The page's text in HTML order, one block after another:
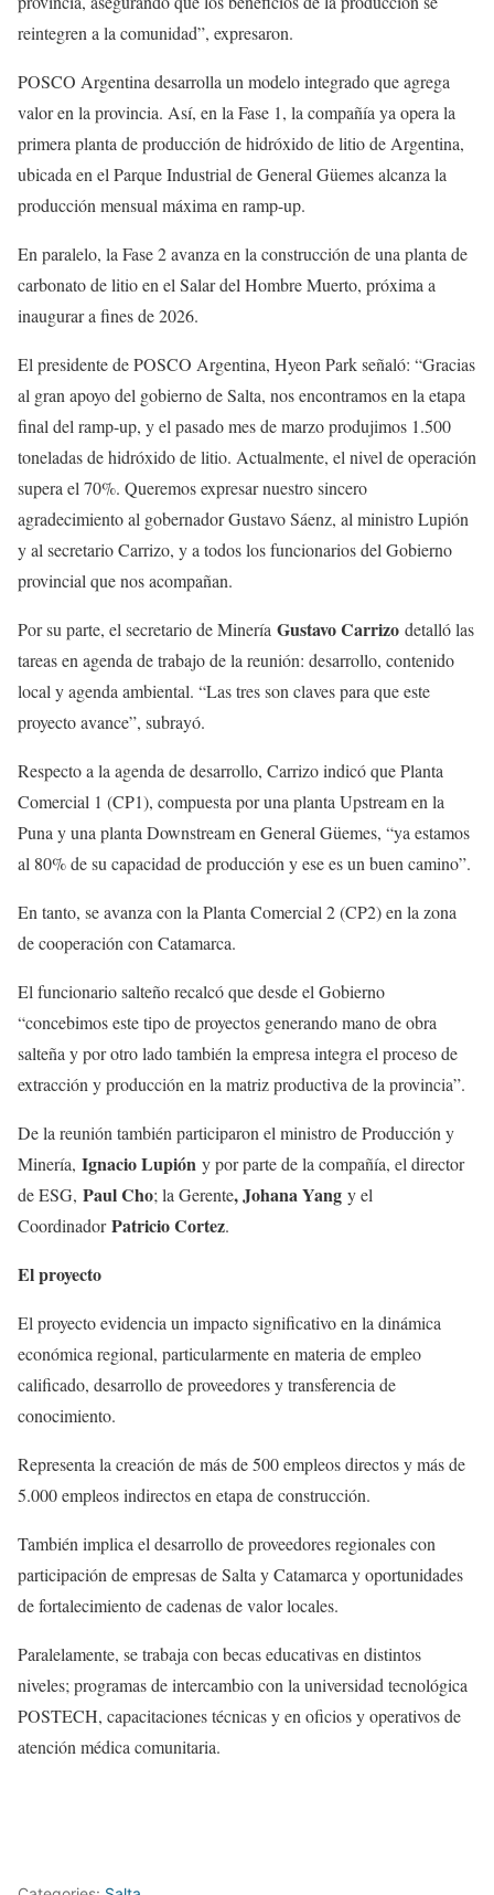
reintegren a la comunidad”, expresaron.
POSCO Argentina desarrolla un modelo integrado que agrega
valor en la provincia. Así, en la Fase 1, la compañía ya opera la
primera planta de producción de hidróxido de litio de Argentina,
ubicada en el Parque Industrial de General Güemes alcanza la
producción mensual máxima en ramp-up.
En paralelo, la Fase 2 avanza en la construcción de una planta de
carbonato de litio en el Salar del Hombre Muerto, próxima a
inaugurar a fines de 2026.
El presidente de POSCO Argentina, Hyeon Park señaló: “Gracias
al gran apoyo del gobierno de Salta, nos encontramos en la etapa
final del ramp-up, y el pasado mes de marzo produjimos 1.500
toneladas de hidróxido de litio. Actualmente, el nivel de operación
supera el 70%. Queremos expresar nuestro sincero
agradecimiento al gobernador Gustavo Sáenz, al ministro Lupión
y al secretario Carrizo, y a todos los funcionarios del Gobierno
provincial que nos acompañan.
Por su parte, el secretario de Minería Gustavo Carrizo detalló las
tareas en agenda de trabajo de la reunión: desarrollo, contenido
local y agenda ambiental. “Las tres son claves para que este
proyecto avance”, subrayó.
Respecto a la agenda de desarrollo, Carrizo indicó que Planta
Comercial 1 (CP1), compuesta por una planta Upstream en la
Puna y una planta Downstream en General Güemes, “ya estamos
al 80% de su capacidad de producción y ese es un buen camino”.
En tanto, se avanza con la Planta Comercial 2 (CP2) en la zona
de cooperación con Catamarca.
El funcionario salteño recalcó que desde el Gobierno
“concebimos este tipo de proyectos generando mano de obra
salteña y por otro lado también la empresa integra el proceso de
extracción y producción en la matriz productiva de la provincia”.
De la reunión también participaron el ministro de Producción y
Minería, Ignacio Lupión y por parte de la compañía, el director
de ESG, Paul Cho; la Gerente, Johana Yang y el
CoordinadorPatricio Cortez.
El proyecto
El proyecto evidencia un impacto significativo en la dinámica
económica regional, particularmente en materia de empleo
calificado, desarrollo de proveedores y transferencia de
conocimiento.
Representa la creación de más de 500 empleos directos y más de
5.000 empleos indirectos en etapa de construcción.
También implica el desarrollo de proveedores regionales con
participación de empresas de Salta y Catamarca y oportunidades
de fortalecimiento de cadenas de valor locales.
Paralelamente, se trabaja con becas educativas en distintos
niveles; programas de intercambio con la universidad tecnológica
POSTECH, capacitaciones técnicas y en oficios y operativos de
atención médica comunitaria.